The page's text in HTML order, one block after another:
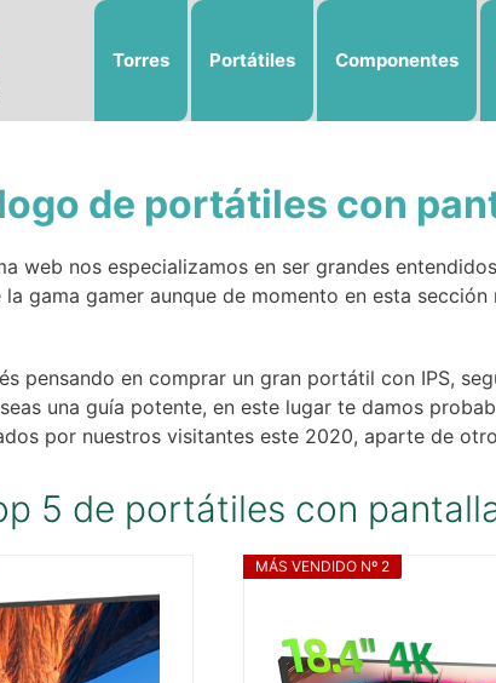
Torres Portátiles Componentes
de portátiles con
web nos especializamos en ser grandes
gama gamer aunque de momento en esta
pensando en comprar un gran portátil con IPS,
una guía potente, en este lugar te damos
por nuestros visitantes este 2020, aparte de
5 de portátiles con
MÁS VENDIDO Nº 2